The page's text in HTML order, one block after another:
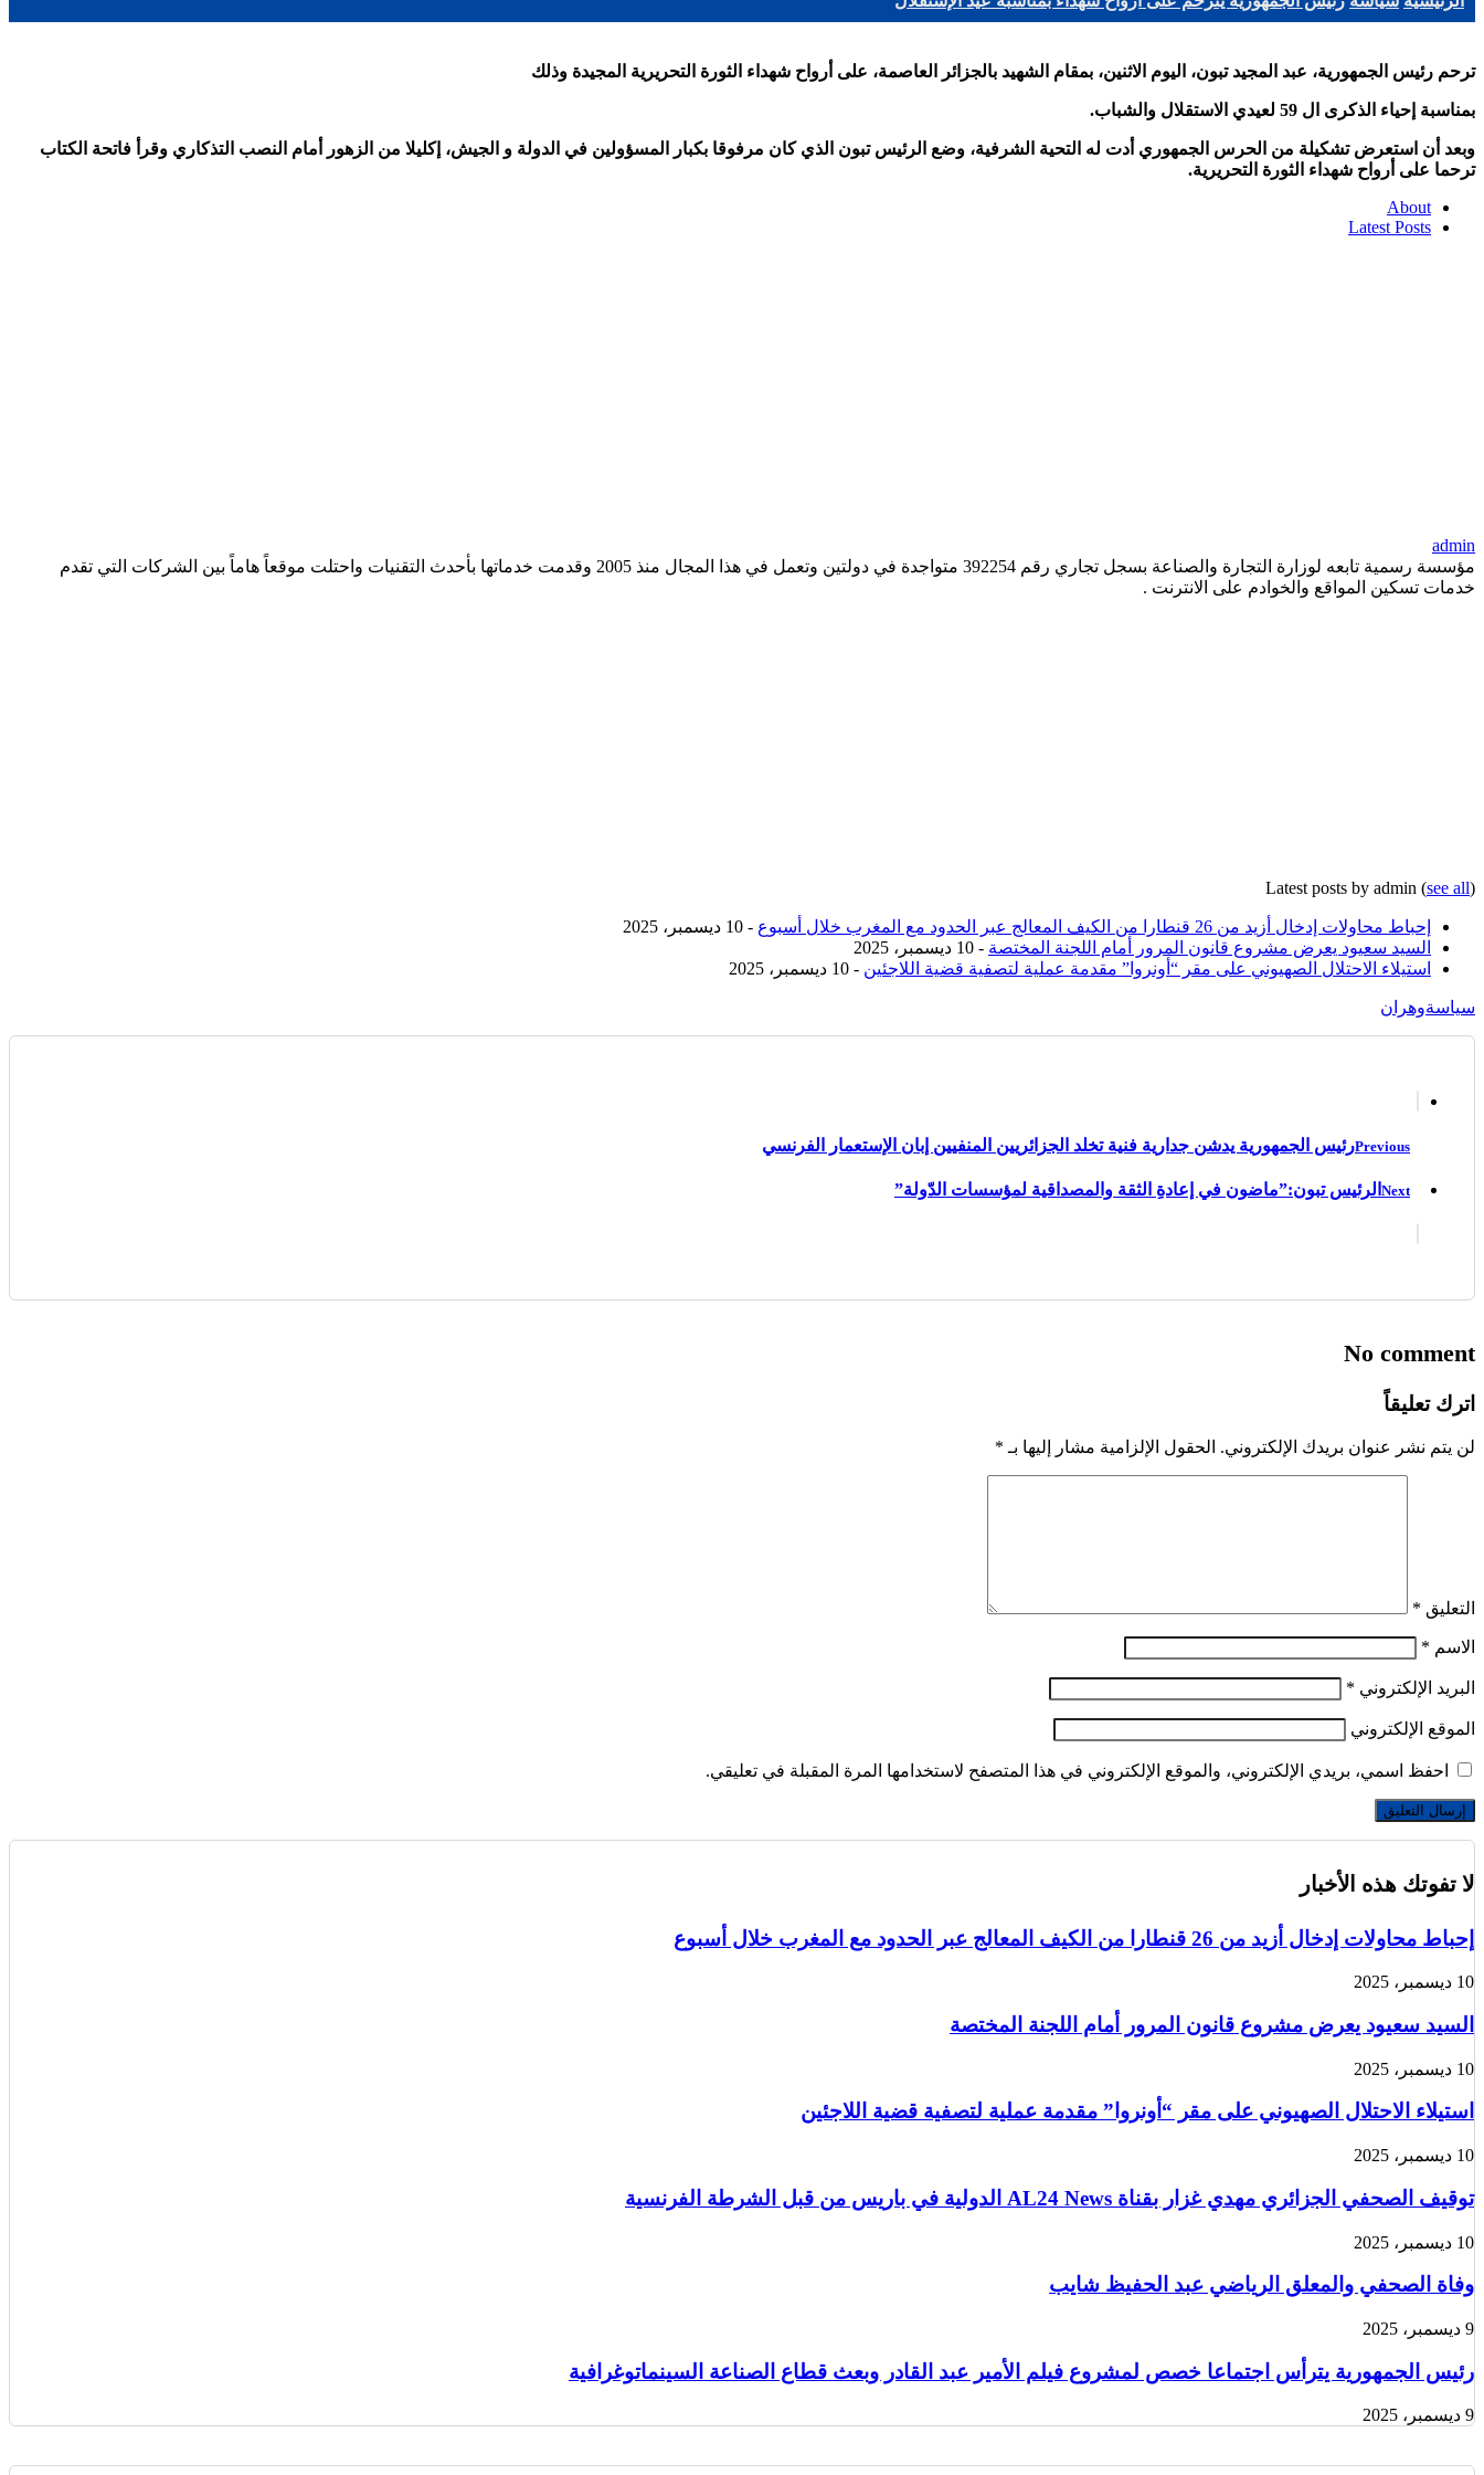
ترحم رئيس الجمهورية، عبد المجيد تبون، اليوم الاثنين، بمقام الشهيد بالجزائر العاصمة، على أرواح شهداء الثورة التحريرية المجيدة وذلك
بمناسبة إحياء الذكرى ال 59 لعيدي الاستقلال والشباب.
وبعد أن استعرض تشكيلة من الحرس الجمهوري أدت له التحية الشرفية، وضع الرئيس تبون الذي كان مرفوقا بكبار المسؤولين في الدولة و الجيش، إكليلا من الزهور أمام النصب التذكاري وقرأ فاتحة الكتاب
ترحما على أرواح شهداء الثورة التحريرية.
About
Latest Posts
admin
مؤسسة رسمية تابعه لوزارة التجارة والصناعة بسجل تجاري رقم 392254 متواجدة في دولتين وتعمل في هذا المجال منذ 2005 وقدمت خدماتها بأحدث التقنيات واحتلت موقعاً هاماً بين الشركات التي تقدم
خدمات تسكين المواقع والخوادم على الانترنت .
Latest posts by admin (see all)
إحباط محاولات إدخال أزيد من 26 قنطارا من الكيف المعالج عبر الحدود مع المغرب خلال أسبوع
- 10 ديسمبر، 2025
السيد سعيود يعرض مشروع قانون المرور أمام اللجنة المختصة - 10 ديسمبر، 2025
استيلاء الاحتلال الصهيوني على مقر “أونروا” مقدمة عملية لتصفية قضية اللاجئين - 10 ديسمبر، 2025
سياسةوهران
Previousرئيس الجمهورية يدشن جدارية فنية تخلد الجزائريين المنفيين إبان الإستعمار الفرنسي
Next الرئيس تبون:”ماضون في إعادةِ الثقة والمصداقية لمؤسسات الدّولة”
No comment
اترك تعليقاً
لن يتم نشر عنوان بريدك الإلكتروني. الحقول الإلزامية مشار إليها بـ *
التعليق *
الاسم *
البريد الإلكتروني *
الموقع الإلكتروني
احفظ اسمي، بريدي الإلكتروني، والموقع الإلكتروني في هذا المتصفح لاستخدامها المرة المقبلة في تعليقي.
لا تفوتك هذه الأخبار
إحباط محاولات إدخال أزيد من 26 قنطارا من الكيف المعالج عبر الحدود مع المغرب خلال أسبوع
10 ديسمبر، 2025
السيد سعيود يعرض مشروع قانون المرور أمام اللجنة المختصة
10 ديسمبر، 2025
استيلاء الاحتلال الصهيوني على مقر “أونروا” مقدمة عملية لتصفية قضية اللاجئين
10 ديسمبر، 2025
توقيف الصحفي الجزائري مهدي غزار بقناة AL24 News الدولية في باريس من قبل الشرطة الفرنسية
10 ديسمبر، 2025
وفاة الصحفي والمعلق الرياضي عبد الحفيظ شايب
9 ديسمبر، 2025
رئيس الجمهورية يترأس اجتماعا خصص لمشروع فيلم الأمير عبد القادر وبعث قطاع الصناعة السينماتوغرافية
9 ديسمبر، 2025